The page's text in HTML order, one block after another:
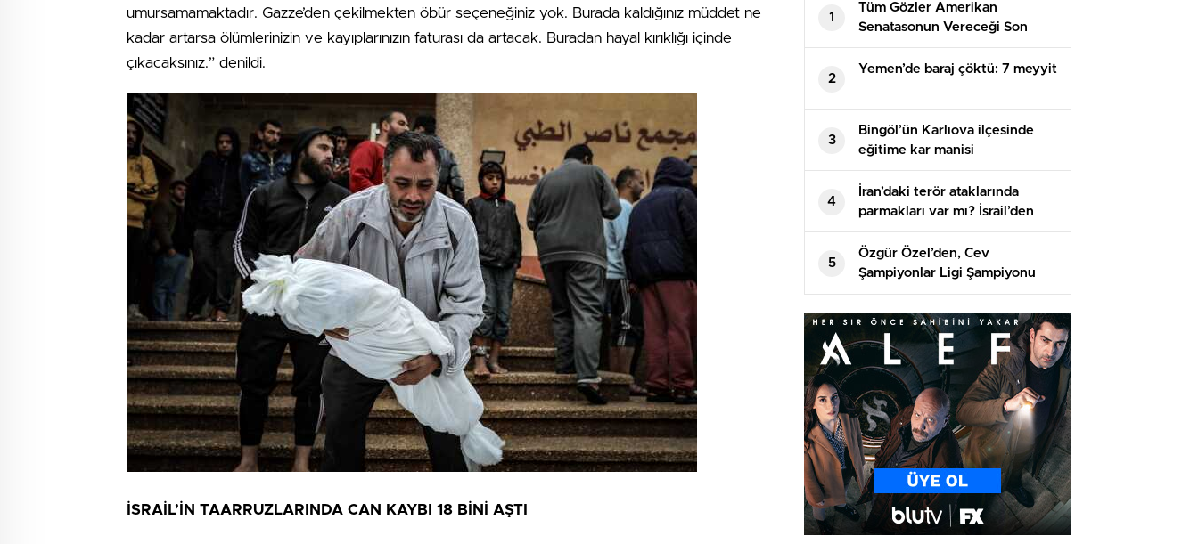
umursamamaktadır. Gazze’den çekilmekten öbür seçeneğiniz yok. Burada kaldığınız müddet ne
kadar artarsa ölümlerinizin ve kayıplarınızın faturası da artacak. Buradan hayal kırıklığı içinde
çıkacaksınız.” denildi.
İSRAİL’İN TAARRUZLARINDA CAN KAYBI 18 BİNİ AŞTI
1
Tüm Gözler Amerikan
Senatasonun Vereceği Son
Kararda
2
Yemen’de baraj çöktü: 7 meyyit
3
Bingöl’ün Karlıova ilçesinde
eğitime kar manisi
4
İran’daki terör ataklarında
parmakları var mı? İsrail’den
birinci açıklama geldi
5
Özgür Özel’den, Cev
Şampiyonlar Ligi Şampiyonu
Vakıfbank’a Tebrik Bildirisi